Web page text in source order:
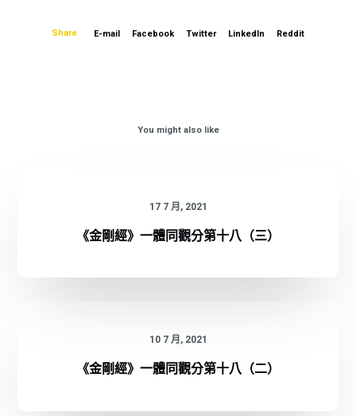
Share E-mail Facebook Twitter LinkedIn Reddit
You might also like
17 7 月, 2021
《金剛經》一體同觀分第十八（三）
10 7 月, 2021
《金剛經》一體同觀分第十八（二）